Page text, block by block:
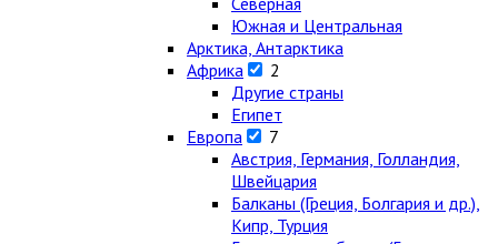
Южная и Центральная
Арктика, Антарктика
Африка
2
Другие страны
Египет
Европа
7
Австрия, Германия, Голландия,
Швейцария
Балканы (Греция, Болгария и др.),
Кипр, Турция